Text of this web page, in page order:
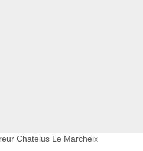
Chatelus Le Marcheix